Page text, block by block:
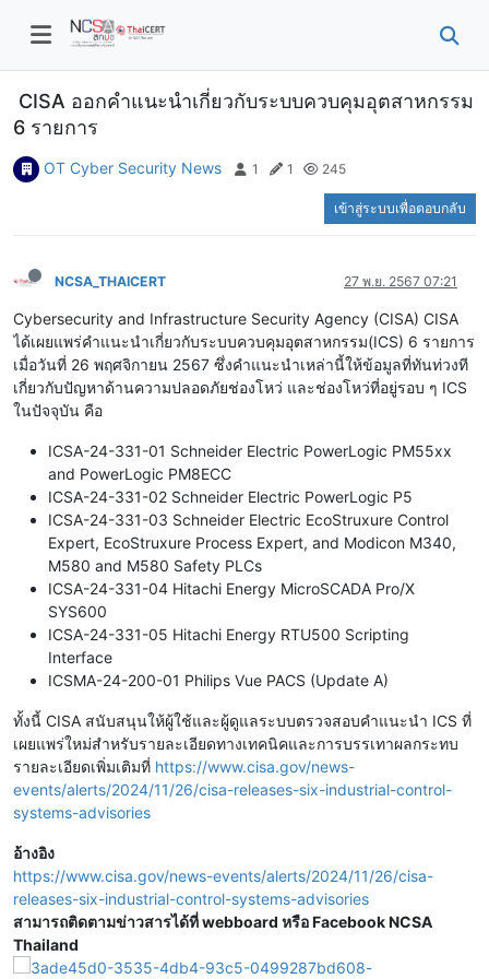
CISA ออกคำแนะนำเกี่ยวกับระบบควบคุมอุตสาหกรรม
6 รายการ
OT Cyber Security News 1 1 245
เข้าสู่ระบบเพื่อตอบกลับ
NCSA_THAICERT 27 พ.ย. 2567 07:21
Cybersecurity and Infrastructure Security Agency (CISA) CISA
ได้เผยแพร่คำแนะนำเกี่ยวกับระบบควบคุมอุตสาหกรรม(ICS) 6 รายการ
เมื่อวันที่ 26 พฤศจิกายน 2567 ซึ่งคำแนะนำเหล่านี้ให้ข้อมูลที่ทันท่วงที
เกี่ยวกับปัญหาด้านความปลอดภัยช่องโหว่ และช่องโหว่ที่อยู่รอบ ๆ ICS
ในปัจจุบัน คือ
ICSA-24-331-01 Schneider Electric PowerLogic PM55xx
and PowerLogic PM8ECC
ICSA-24-331-02 Schneider Electric PowerLogic P5
ICSA-24-331-03 Schneider Electric EcoStruxure Control
Expert, EcoStruxure Process Expert, and Modicon M340,
M580 and M580 Safety PLCs
ICSA-24-331-04 Hitachi Energy MicroSCADA Pro/X
SYS600
ICSA-24-331-05 Hitachi Energy RTU500 Scripting
Interface
ICSMA-24-200-01 Philips Vue PACS (Update A)
ทั้งนี้ CISA สนับสนุนให้ผู้ใช้และผู้ดูแลระบบตรวจสอบคำแนะนำ ICS ที่
เผยแพร่ใหม่สำหรับรายละเอียดทางเทคนิคและการบรรเทาผลกระทบ
รายละเอียดเพิ่มเติมที่ https://www.cisa.gov/news-
events/alerts/2024/11/26/cisa-releases-six-industrial-control-
systems-advisories
อ้างอิง
https://www.cisa.gov/news-events/alerts/2024/11/26/cisa-
releases-six-industrial-control-systems-advisories
สามารถติดตามข่าวสารได้ที่ webboard หรือ Facebook NCSA
Thailand